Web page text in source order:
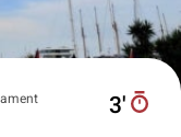
3′